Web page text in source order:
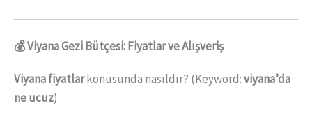
💰 Viyana Gezi Bütçesi: Fiyatlar ve Alışveriş
Viyana fiyatlarkonusunda nasıldır? (Keyword:viyana’da
ne ucuz)